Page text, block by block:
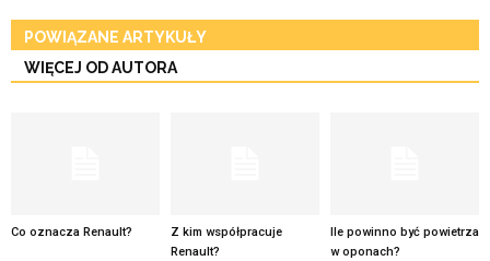
POWIĄZANE ARTYKUŁY
WIĘCEJ OD AUTORA
Co oznacza Renault?
Z kim współpracuje
Renault?
Ile powinno być powietrza
w oponach?